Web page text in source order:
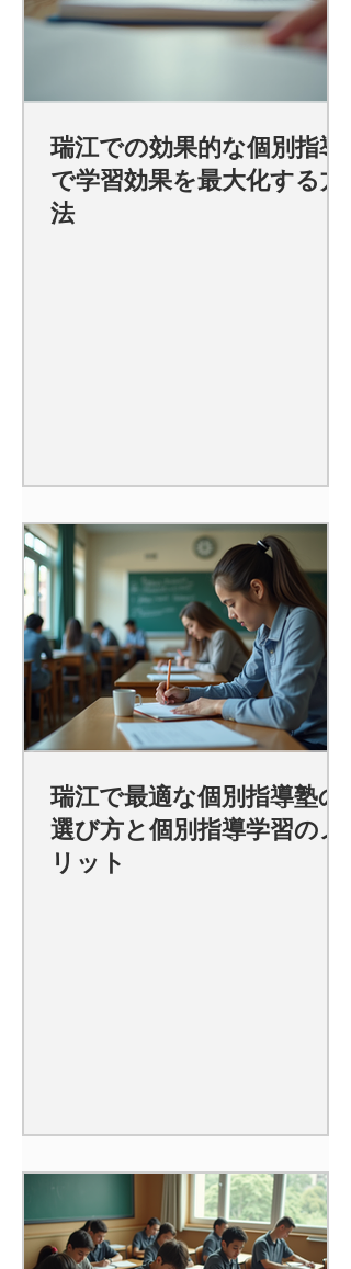
瑞江での効果的な個別指導
で学習効果を最大化する方
法
瑞江で最適な個別指導塾の
選び方と個別指導学習のメ
リット